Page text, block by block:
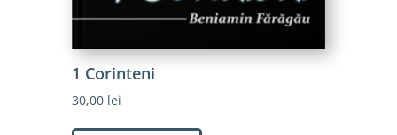
1 Corinteni
30,00 lei